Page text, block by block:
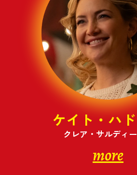
ケイト・ハ
クレア・サルディ
more